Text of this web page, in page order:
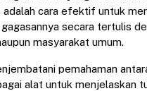
cara efektif untuk
secara tertulis
masyarakat umum.
pemahaman
alat untuk menjelaskan